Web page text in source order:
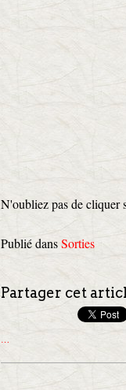
N'oubliez pas de cliquer
Publié dansSorties
Partager cet
…